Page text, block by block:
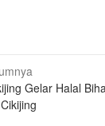
Gelar Halal